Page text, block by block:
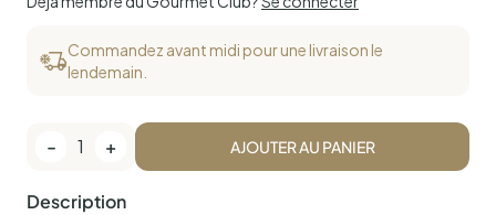
Commandez avant midi pour une livraison le
lendemain.
- 1 + AJOUTER AU PANIER
Description